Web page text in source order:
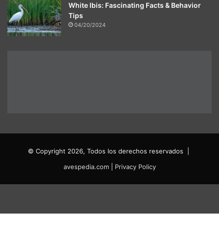
White Ibis: Fascinating Facts & Behavior
Tips
04/20/2024
© Copyright 2026, Todos los derechos reservados |
avespedia.com| Privacy Policy